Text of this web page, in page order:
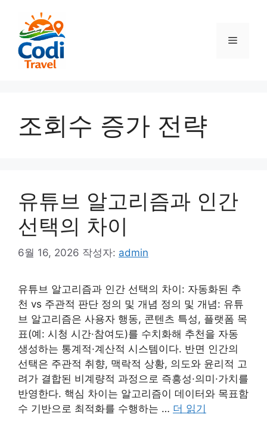
메
조회수 증가 전략
유튜브 알고리즘과 인간
선택의 차이
6월 16, 2026 작성자: admin
유튜브 알고리즘과 인간 선택의 차이: 자동화된 추
천 vs 주관적 판단 정의 및 개념 정의 및 개념: 유튜
브 알고리즘은 사용자 행동, 콘텐츠 특성, 플랫폼 목
표(예: 시청 시간·참여도)를 수치화해 추천을 자동
생성하는 통계적·계산적 시스템이다. 반면 인간의
선택은 주관적 취향, 맥락적 상황, 의도와 윤리적 고
려가 결합된 비계량적 과정으로 즉흥성·의미·가치를
반영한다. 핵심 차이는 알고리즘이 데이터와 목표함
수 기반으로 최적화를 수행하는 … 더 읽기